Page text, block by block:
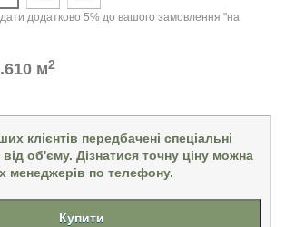
додатково 5% до вашого замовлення "на
м2
клієнтів передбачені спеціальні
об'єму. Дізнатися точну ціну можна
менеджерів по телефону.
Купити